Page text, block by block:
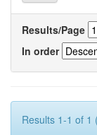
Results/Page
In order
Results 1-1 of 1